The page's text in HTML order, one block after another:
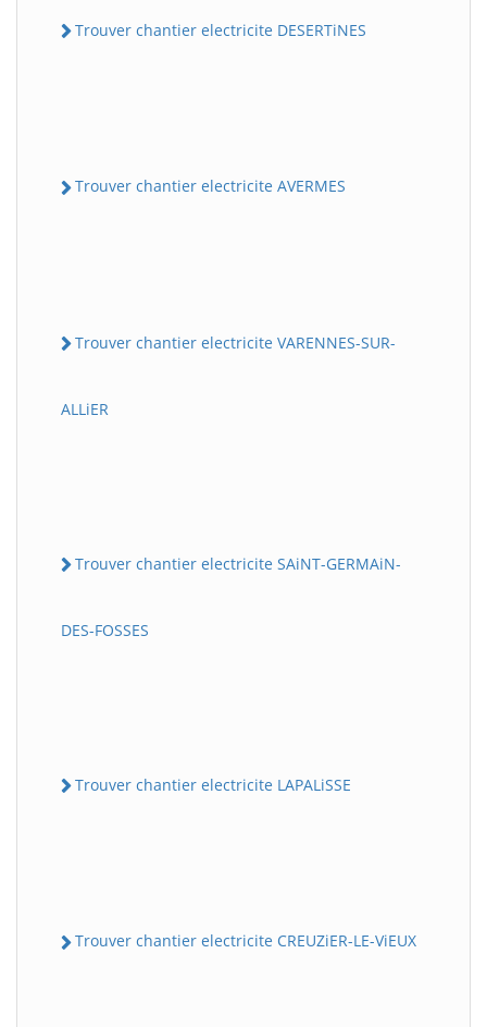
Trouver chantier electricite DESERTiNES
Trouver chantier electricite AVERMES
Trouver chantier electricite VARENNES-SUR-
ALLiER
Trouver chantier electricite SAiNT-GERMAiN-
DES-FOSSES
Trouver chantier electricite LAPALiSSE
Trouver chantier electricite CREUZiER-LE-ViEUX